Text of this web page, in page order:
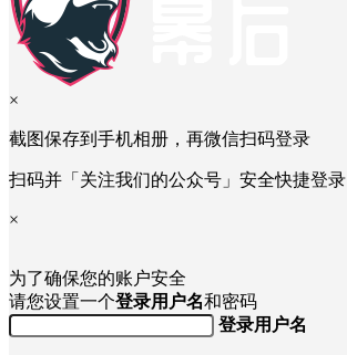
×
截图保存到手机相册，再微信扫码登录
扫码并「关注我们的公众号」安全快捷登录
×
为了确保您的账户安全
请您设置一个登录用户名和密码
登录用户名